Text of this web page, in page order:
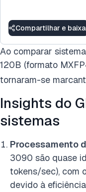
Compartilhar e
Ao comparar
120B (formato
tornaram-se
Insights do
sistemas
Processamento
3090 são quase
tokens/sec), com
devido à